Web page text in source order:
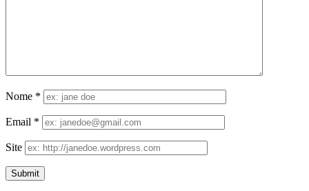
Nome *
Email *
Site